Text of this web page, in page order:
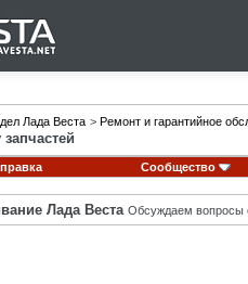
Лада Веста > Ремонт и гарантийное
Сообщество
Лада Веста Обсуждаем вопросы